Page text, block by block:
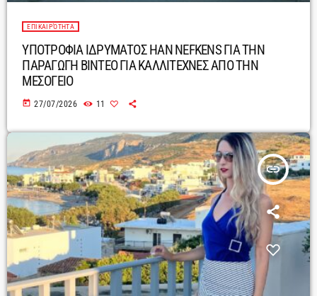
ΕΠΙΚΑΙΡΌΤΗΤΑ
ΥΠΟΤΡΟΦΙΑ ΙΔΡΥΜΑΤΟΣ HAN NEFKENS ΓΙΑ ΤΗΝ
ΠΑΡΑΓΩΓΗ ΒΙΝΤΕΟ ΓΙΑ ΚΑΛΛΙΤΕΧΝΕΣ ΑΠΟ ΤΗΝ
ΜΕΣΟΓΕΙΟ
today 27/07/2026 11
insert_link